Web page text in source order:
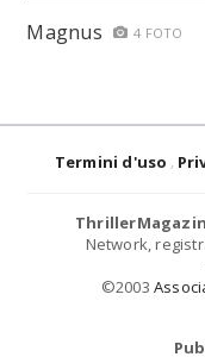
Magnus 4 FOTO
Termini d'uso
Network,
©2003